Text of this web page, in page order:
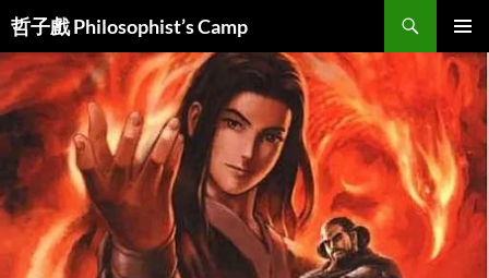
Skip
to
content
哲子戲 Philosophist’s Camp
Search
MENU